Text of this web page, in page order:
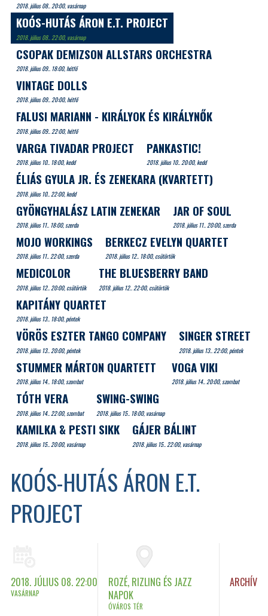
KOÓS-HUTÁS ÁRON E.T.
PROJECT
2018. JÚLIUS 08. 22:00
VASÁRNAP
ROZÉ, RIZLING ÉS JAZZ
NAPOK
ÓVÁROS TÉR
ARCHÍV
2018. július 08.. 20:00, vasárnap
KOÓS-HUTÁS ÁRON E.T. PROJECT
2018. július 08.. 22:00, vasárnap
CSOPAK DEMIZSON ALLSTARS ORCHESTRA
2018. július 09.. 18:00, hétfő
VINTAGE DOLLS
2018. július 09.. 20:00, hétfő
FALUSI MARIANN - KIRÁLYOK ÉS KIRÁLYNŐK
2018. július 09.. 22:00, hétfő
VARGA TIVADAR PROJECT
2018. július 10.. 18:00, kedd
PANKASTIC!
2018. július 10.. 20:00, kedd
ÉLIÁS GYULA JR. ÉS ZENEKARA (KVARTETT)
2018. július 10.. 22:00, kedd
GYÖNGYHALÁSZ LATIN ZENEKAR
2018. július 11.. 18:00, szerda
JAR OF SOUL
2018. július 11.. 20:00, szerda
MOJO WORKINGS
2018. július 11.. 22:00, szerda
BERKECZ EVELYN QUARTET
2018. július 12.. 18:00, csütörtök
MEDICOLOR
2018. július 12.. 20:00, csütörtök
THE BLUESBERRY BAND
2018. július 12.. 22:00, csütörtök
KAPITÁNY QUARTET
2018. július 13.. 18:00, péntek
VÖRÖS ESZTER TANGO COMPANY
2018. július 13.. 20:00, péntek
SINGER STREET
2018. július 13.. 22:00, péntek
STUMMER MÁRTON QUARTETT
2018. július 14.. 18:00, szombat
VOGA VIKI
2018. július 14.. 20:00, szombat
TÓTH VERA
2018. július 14.. 22:00, szombat
SWING-SWING
2018. július 15.. 18:00, vasárnap
KAMILKA & PESTI SIKK
2018. július 15.. 20:00, vasárnap
GÁJER BÁLINT
2018. július 15.. 22:00, vasárnap